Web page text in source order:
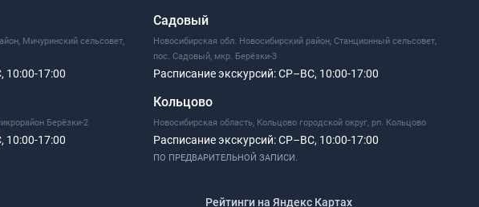
Мичуринский сельсовет,
10:00-17:00
Берёзки-2
10:00-17:00
Садовый
Новосибирская обл. Новосибирский район, Станционный сельсовет,
пос. Садовый, мкр. Берёзки-3
Расписание экскурсий:СР–ВС, 10:00-17:00
Кольцово
Новосибирская область, Кольцово городской округ, рп. Кольцово
Расписание экскурсий:СР–ВС, 10:00-17:00
ПО ПРЕДВАРИТЕЛЬНОЙ ЗАПИСИ.
Рейтинги на Яндекс Картах